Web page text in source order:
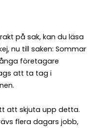
på sak, kan du läsa
nu till saken: Sommar
företagare
att ta tag i
att skjuta upp detta.
flera dagars jobb,